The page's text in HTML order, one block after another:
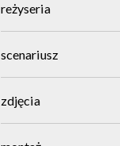
reżyseria
scenariusz
zdjęcia